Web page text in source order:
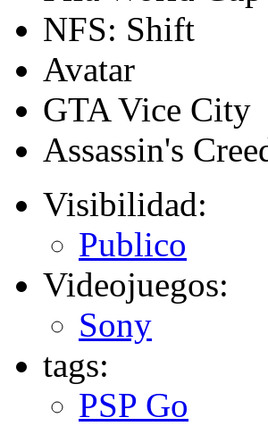
NFS: Shift
Avatar
GTA Vice City
Assassin's
Visibilidad:
Publico
Videojuegos:
Sony
tags:
PSP Go